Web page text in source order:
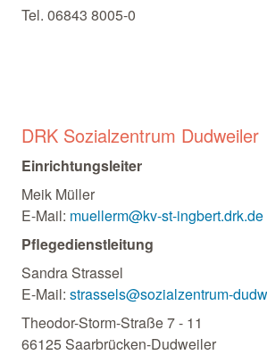
Tel. 06843 8005-0
DRK Sozialzentrum Dudweiler
Einrichtungsleiter
Meik Müller
E-Mail: muellerm@kv-st-ingbert.drk.de
Pflegedienstleitung
Sandra Strassel
E-Mail: strassels@sozialzentrum-
Theodor-Storm-Straße 7 - 11
66125 Saarbrücken-Dudweiler